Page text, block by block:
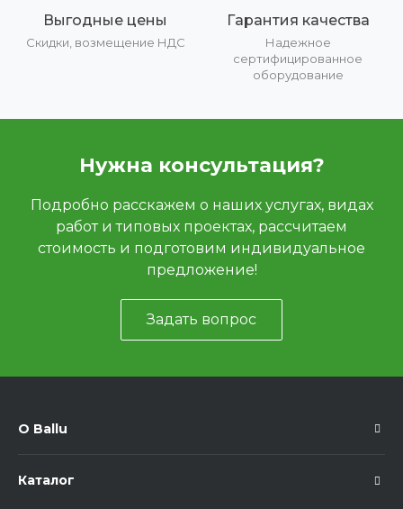
Выгодные цены
Скидки, возмещение НДС
Гарантия качества
Надежное
сертифицированное
оборудование
Нужна консультация?
Подробно расскажем о наших услугах, видах
работ и типовых проектах, рассчитаем
стоимость и подготовим индивидуальное
предложение!
Задать вопрос
О Ballu
Каталог